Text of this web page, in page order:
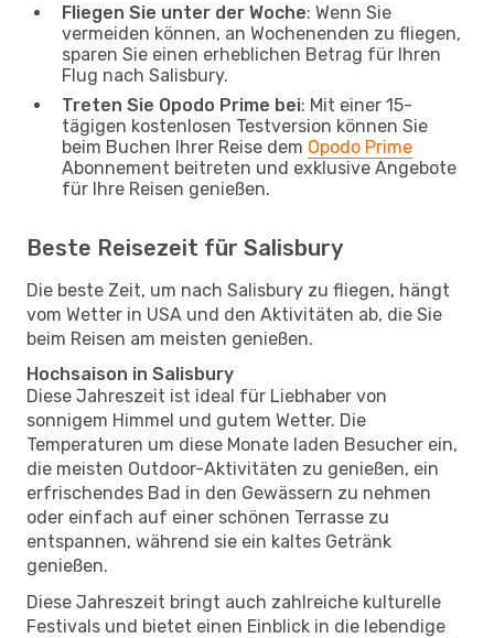
Fliegen Sie unter der Woche: Wenn Sie
vermeiden können, an Wochenenden zu fliegen,
sparen Sie einen erheblichen Betrag für Ihren
Flug nach Salisbury.
Treten Sie Opodo Prime bei: Mit einer 15-
tägigen kostenlosen Testversion können Sie
beim Buchen Ihrer Reise dem Opodo Prime
Abonnement beitreten und exklusive Angebote
für Ihre Reisen genießen.
Beste Reisezeit für Salisbury
Die beste Zeit, um nach Salisbury zu fliegen, hängt
vom Wetter in USA und den Aktivitäten ab, die Sie
beim Reisen am meisten genießen.
Hochsaison in Salisbury
Diese Jahreszeit ist ideal für Liebhaber von
sonnigem Himmel und gutem Wetter. Die
Temperaturen um diese Monate laden Besucher ein,
die meisten Outdoor-Aktivitäten zu genießen, ein
erfrischendes Bad in den Gewässern zu nehmen
oder einfach auf einer schönen Terrasse zu
entspannen, während sie ein kaltes Getränk
genießen.
Diese Jahreszeit bringt auch zahlreiche kulturelle
Festivals und bietet einen Einblick in die lebendige